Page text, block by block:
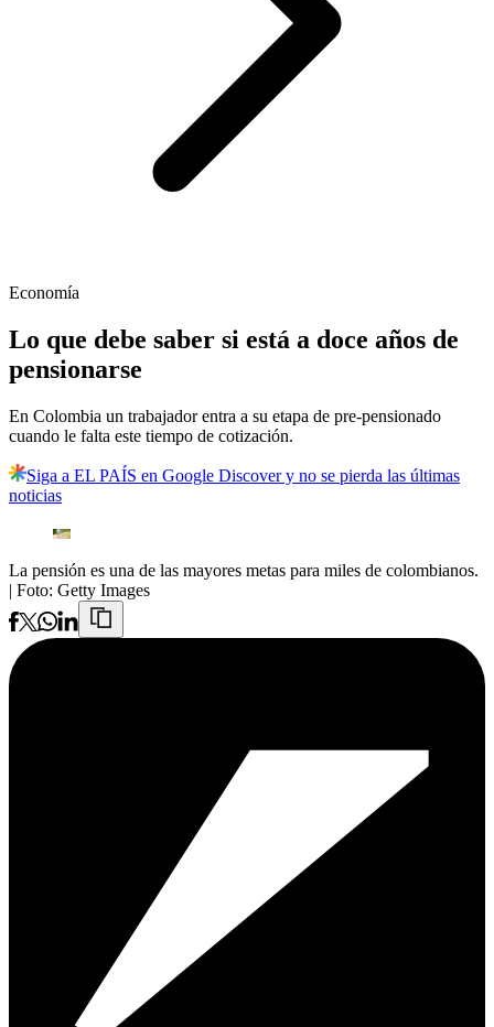
Economía
Lo que debe saber si está a doce años de
pensionarse
En Colombia un trabajador entra a su etapa de pre-pensionado
cuando le falta este tiempo de cotización.
Siga a EL PAÍS en Google Discover y no se pierda las últimas
noticias
La pensión es una de las mayores metas para miles de colombianos.
| Foto: Getty Images